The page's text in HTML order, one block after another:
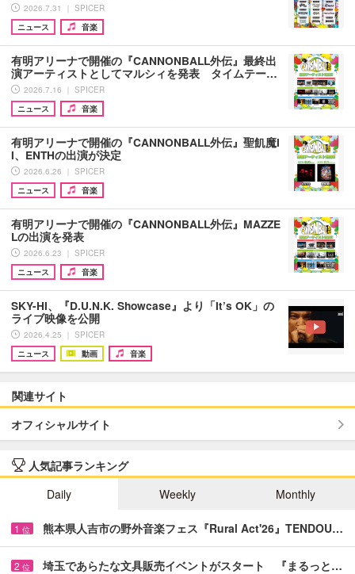
2026.7.31 ｜ SPICER
ニュース
音楽
有明アリーナで開催の『CANNONBALL外伝』最終出
演アーティストとしてマルシィを発表 タイムテー…
2026.7.16 ｜ SPICER
ニュース
音楽
有明アリーナで開催の『CANNONBALL外伝』聖飢魔I
I、ENTHの出演が決定
2026.6.26 ｜ SPICER
ニュース
音楽
有明アリーナで開催の『CANNONBALL外伝』MAZZE
Lの出演を発表
2026.6.23 ｜ SPICER
ニュース
音楽
SKY-HI、『D.U.N.K. Showcase』より「It’s OK」の
ライブ映像を公開
2026.4.25 ｜ SPICER
ニュース
動画 音楽
関連サイト
オフィシャルサイト
人気記事ランキング
Daily
Weekly Monthly
1 位 熊本県人吉市の野外音楽フェス『Rural Act'26』TENDOU…
2 位 埼玉であらたな文具販売イベントがスタート 『まるっと…